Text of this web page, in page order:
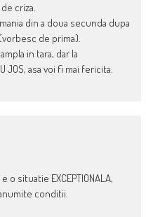
criza.
din a doua secunda dupa
de prima).
in tara, dar la
JOS, asa voi fi mai fericita.
situatie EXCEPTIONALA,
conditii.